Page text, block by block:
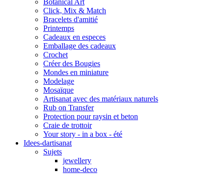
Botanical Art
Click, Mix & Match
Bracelets d'amitié
Printemps
Cadeaux en especes
Emballage des cadeaux
Crochet
Créer des Bougies
Mondes en miniature
Modelage
Mosaïque
Artisanat avec des matériaux naturels
Rub on Transfer
Protection pour raysin et beton
Craie de trottoir
Your story - in a box - été
Idees-dartisanat
Sujets
jewellery
home-deco